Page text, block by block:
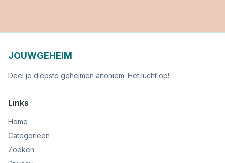
JOUWGEHEIM
Deel je diepste geheimen anoniem. Het lucht op!
Links
Home
Categorieën
Zoeken